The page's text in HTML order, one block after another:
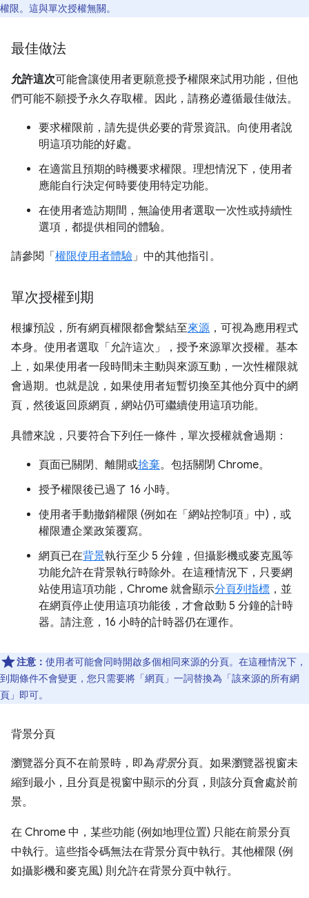
權限。這與單次授權無關。
最佳做法
允許這次可能會讓使用者更願意授予權限來試用功能，但他
們可能不願授予永久存取權。因此，請務必遵循最佳做法。
要求權限前，請先提供必要的背景資訊。向使用者說
明這項功能的好處。
在適當且預期的時機要求權限。理想情況下，使用者
應能自行決定何時要使用特定功能。
在使用者造訪期間，無論使用者選取一次性或持續性
選項，都提供相同的體驗。
請參閱「 權限使用者體驗」中的其他指引。
單次授權到期
根據預設，所有網頁權限都會繫結至來源 ，可視為應用程式
本身。使用者選取「允許這次」
，授予來源單次授權。基本
上，如果使用者一段時間未主動與來源互動，一次性權限就
會過期。也就是說，如果使用者短暫切換至其他分頁中的網
頁，然後返回原網頁，網站仍可繼續使用這項功能。
具體來說，只要符合下列任一條件，單次授權就會過期：
頁面已關閉、離開或捨棄。包括關閉 Chrome。
授予權限後已過了 16 小時。
使用者手動撤銷權限 (例如在「網站控制項」 中)，或
權限遭企業政策覆寫。
網頁已在背景執行至少 5 分鐘，但攝影機或麥克風等
功能允許在背景執行時除外。在這種情況下，只要網
站使用這項功能，Chrome 就會顯示分頁列指標 ，並
在網頁停止使用這項功能後，才會啟動 5 分鐘的計時
器。請注意，16 小時的計時器仍在運作。
注意： 使用者可能會同時開啟多個相同來源的分頁。在這種情況下，
到期條件不會變更，您只需要將「網頁」一詞替換為「該來源的所有網
頁」即可。
背景分頁
瀏覽器分頁不在前景時，即為背景分頁。如果瀏覽器視窗未
縮到最小，且分頁是視窗中顯示的分頁，則該分頁會處於前
景。
在 Chrome 中，某些功能 (例如地理位置) 只能在前景分頁
中執行。這些指令碼無法在背景分頁中執行。其他權限 (例
如攝影機和麥克風) 則允許在背景分頁中執行。